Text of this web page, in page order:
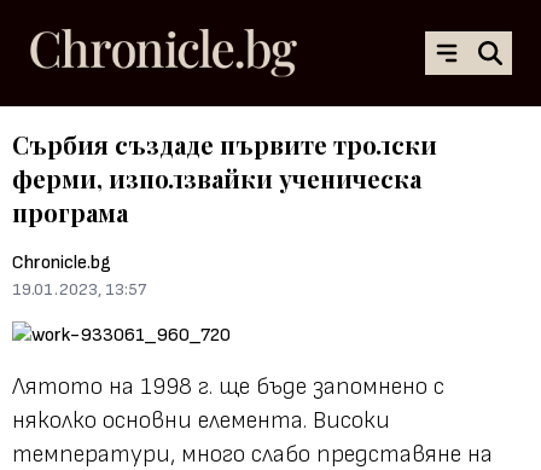
Сърбия създаде първите тролски
ферми, използвайки ученическа
програма
Chronicle.bg
19.01.2023, 13:57
Лятото на 1998 г. ще бъде запомнено с
няколко основни елемента. Високи
температури, много слабо представяне на